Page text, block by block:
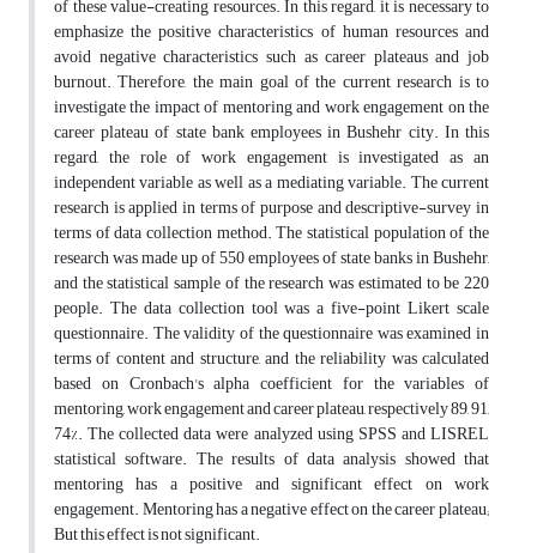
of these value-creating resources. In this regard, it is necessary to
emphasize the positive characteristics of human resources and
avoid negative characteristics such as career plateaus and job
burnout. Therefore, the main goal of the current research is to
investigate the impact of mentoring and work engagement on the
career plateau of state bank employees in Bushehr city. In this
regard, the role of work engagement is investigated as an
independent variable as well as a mediating variable. The current
research is applied in terms of purpose and descriptive-survey in
terms of data collection method. The statistical population of the
research was made up of 550 employees of state banks in Bushehr,
and the statistical sample of the research was estimated to be 220
people. The data collection tool was a five-point Likert scale
questionnaire. The validity of the questionnaire was examined in
terms of content and structure, and the reliability was calculated
based on Cronbach's alpha coefficient for the variables of
mentoring, work engagement and career plateau, respectively 89, 91,
74%. The collected data were analyzed using SPSS and LISREL
statistical software. The results of data analysis showed that
mentoring has a positive and significant effect on work
engagement. Mentoring has a negative effect on the career plateau;
But this effect is not significant.